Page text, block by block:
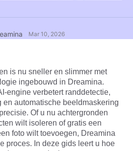
Mar 10, 2026
Foto 's online maskeren is nu sneller en slimmer met
ingebouwd in Dreamina.
engine verbetert randdetectie,
automatische beeldmaskering
Of u nu achtergronden
wilt isoleren of gratis een
foto wilt toevoegen, Dreamina
proces. In deze gids leert u hoe